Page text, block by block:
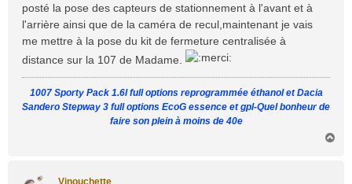
posté la pose des capteurs de stationnement à l'avant et à
l'arrière ainsi que de la caméra de recul,maintenant je vais
me mettre à la pose du kit de fermeture centralisée à
distance sur la 107 de Madame.
1007 Sporty Pack 1.6l full options reprogrammée éthanol et Dacia
Sandero Stepway 3 full options EcoG essence et gpl-Quel bonheur de
faire son plein à moins de 40e
Vinouchette